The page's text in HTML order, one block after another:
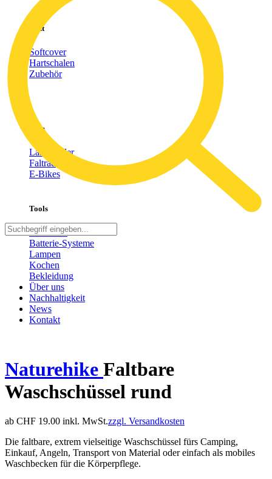
Tent
Softcover
Hartschalen
Zubehör
Bike
Lastenräder
Faltrad
E-Bikes
Tools
Heizlüfter
Batterie-Systeme
Lampen
Kochen
Bekleidung
Über uns
Nachhaltigkeit
News
Kontakt
Naturehike Faltbare
Waschschüssel rund
ab CHF 19.00 inkl. MwSt.zzgl. Versandkosten
Die faltbare, extrem vielseitige Waschschüssel fürs Camping,
Einkauf, Angeln, Transport von Material oder einfach als mobiles
Waschbecken für die Körperpflege.